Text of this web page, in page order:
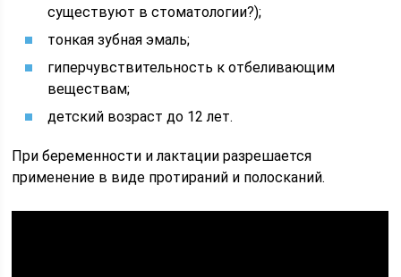
существуют в стоматологии?);
тонкая зубная эмаль;
гиперчувствительность к отбеливающим
веществам;
детский возраст до 12 лет.
При беременности и лактации разрешается
применение в виде протираний и полосканий.